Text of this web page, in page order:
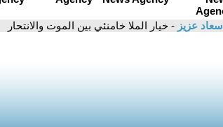
سعاد عزيز - خيار الملا خامنئي بين الموت والانتحار